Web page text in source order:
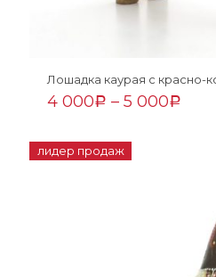
Лошадка каурая с красно-
4 000Р – 5 000Р
лидер продаж